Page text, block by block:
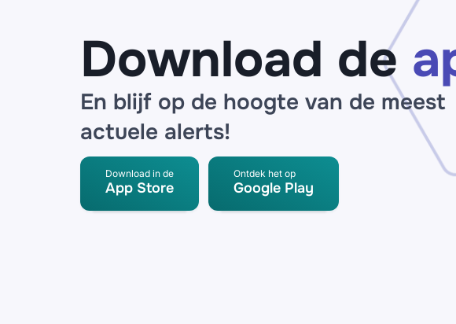
Download de
En blijf op de hoogte van de meest
actuele alerts!
Download in de
App Store
Ontdek het op
Google Play